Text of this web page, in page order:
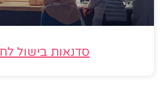
סדנאות בישול